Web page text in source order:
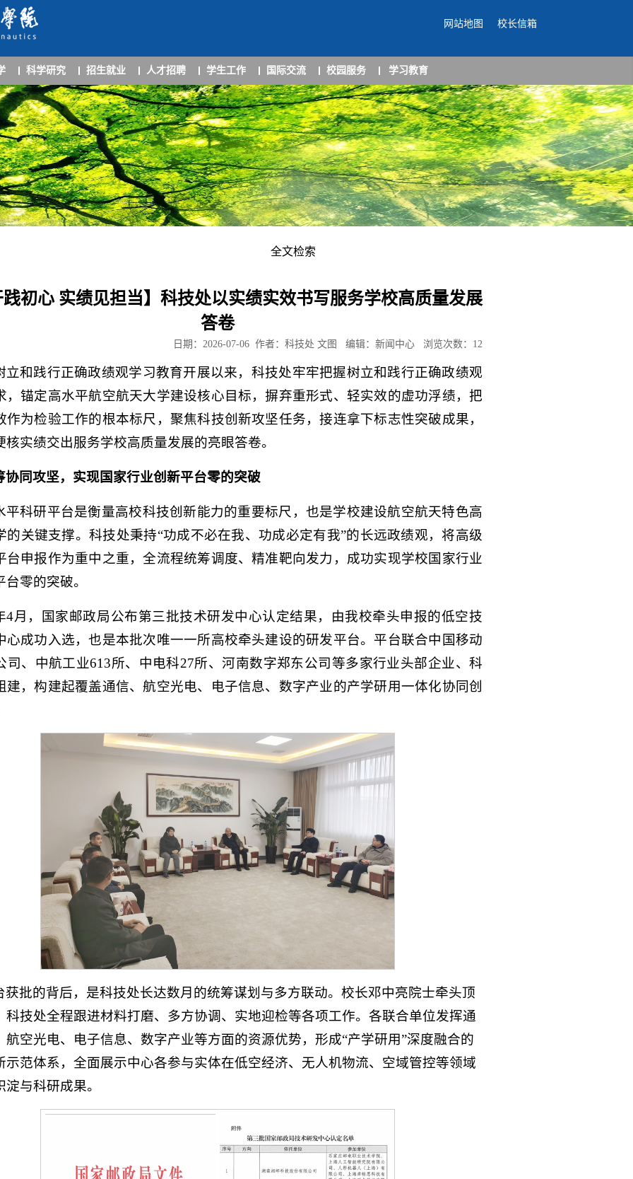
网站地图 校长信箱
科学研究 招生就业 人才招聘 学生工作 国际交流 校园服务 学习教育
全文检索
践初心 实绩见担当】科技处以实绩实效书写服务学校高质量发展
答卷
日期：2026-07-06 作者：科技处 文图 编辑：新闻中心 浏览次数： 12
立和践行正确政绩观学习教育开展以来，科技处牢牢把握树立和践行正确政绩观
，锚定高水平航空航天大学建设核心目标，摒弃重形式、轻实效的虚功浮绩，把
作为检验工作的根本标尺，聚焦科技创新攻坚任务，接连拿下标志性突破成果，
核实绩交出服务学校高质量发展的亮眼答卷。
协同攻坚， 实现国家行业创新平台零的突破
平科研平台是衡量高校科技创新能力的重要标尺，也是学校建设航空航天特色高
的关键支撑。科技处秉持“功成不必在我、功成必定有我”的长远政绩观，将高级
台申报作为重中之重，全流程统筹调度、精准靶向发力，成功实现学校国家行业
零的突破。
4月，国家邮政局公布第三批技术研发中心认定结果，由我校牵头申报的低空技
心成功入选，也是本批次唯一一所高校牵头建设的研发平台。平台联合中国移动
司、中航工业613所、中电科27所、河南数字郑东公司等多家行业头部企业、科
建，构建起覆盖通信、航空光电、电子信息、数字产业的产学研用一体化协同创
获批的背后，是科技处长达数月的统筹谋划与多方联动。校长邓中亮院士牵头顶
科技处全程跟进材料打磨、多方协调、实地迎检等各项工作。各联合单位发挥通
航空光电、电子信息、数字产业等方面的资源优势，形成“产学研用”深度融合的
示范体系，全面展示中心各参与实体在低空经济、无人机物流、空域管控等领域
淀与科研成果。